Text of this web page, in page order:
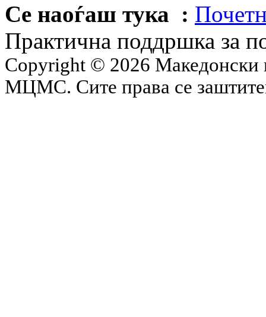
Се наоѓаш тука :
Практична поддршка за
Copyright © 2026 Македонски
МЦМС. Сите права се